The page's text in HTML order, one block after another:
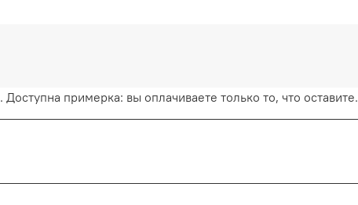
примерка: вы оплачиваете только то, что оставите.